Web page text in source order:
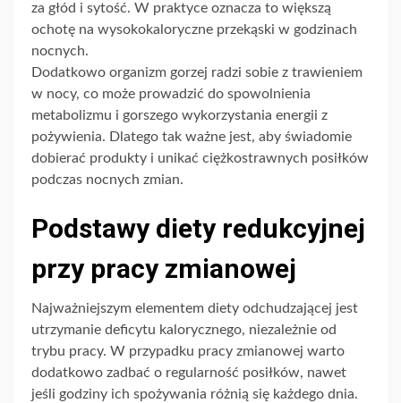
za głód i sytość. W praktyce oznacza to większą
ochotę na wysokokaloryczne przekąski w godzinach
nocnych.
Dodatkowo organizm gorzej radzi sobie z trawieniem
w nocy, co może prowadzić do spowolnienia
metabolizmu i gorszego wykorzystania energii z
pożywienia. Dlatego tak ważne jest, aby świadomie
dobierać produkty i unikać ciężkostrawnych posiłków
podczas nocnych zmian.
Podstawy diety redukcyjnej
przy pracy zmianowej
Najważniejszym elementem diety odchudzającej jest
utrzymanie deficytu kalorycznego, niezależnie od
trybu pracy. W przypadku pracy zmianowej warto
dodatkowo zadbać o regularność posiłków, nawet
jeśli godziny ich spożywania różnią się każdego dnia.